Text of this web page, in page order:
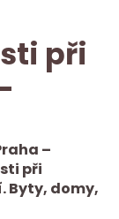
při
–
při
Byty, domy,